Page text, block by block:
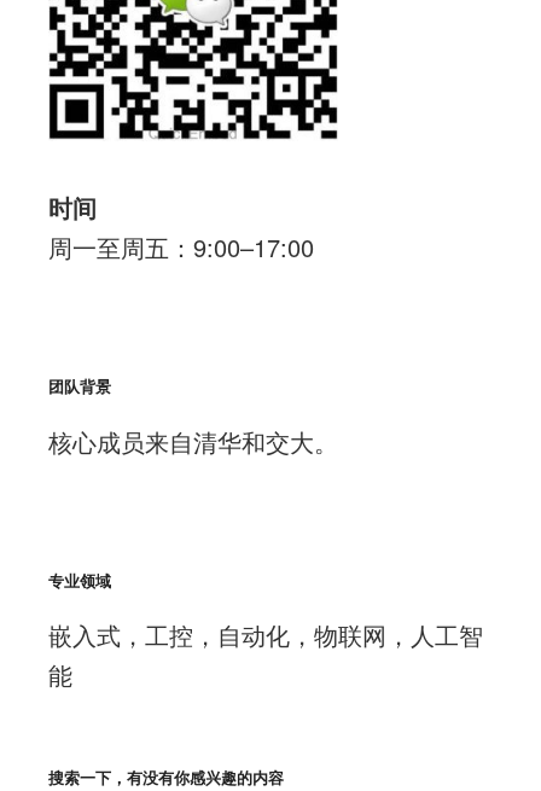
时间
周一至周五：9:00–17:00
团队背景
核心成员来自清华和交大。
专业领域
嵌入式，工控，自动化，物联网，人工智
能
搜索一下，有没有你感兴趣的内容